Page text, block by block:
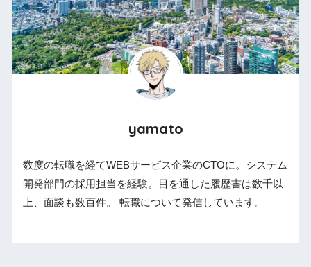
yamato
数度の転職を経てWEBサービス企業のCTOに。システム
開発部門の採用担当を経験。目を通した履歴書は数千以
上、面談も数百件。 転職について発信しています。